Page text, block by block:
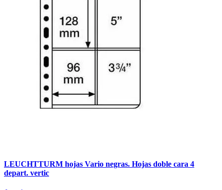
LEUCHTTURM hojas Vario negras. Hojas doble cara 4
depart. vertic